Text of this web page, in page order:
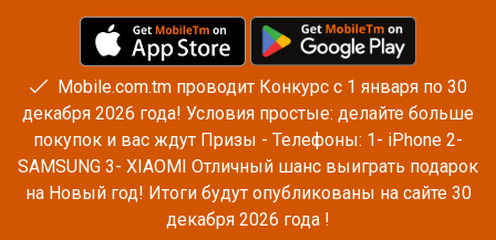
Mobile.com.tm проводит Конкурс с 1 января по 30
декабря 2026 года! Условия простые: делайте больше
покупок и вас ждут Призы - Телефоны: 1- iPhone 2-
SAMSUNG 3- XIAOMI Отличный шанс выиграть подарок
на Новый год! Итоги будут опубликованы на сайте 30
декабря 2026 года !